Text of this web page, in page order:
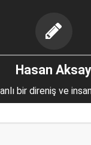
Hasan Aksay
bir direniş ve
(2)